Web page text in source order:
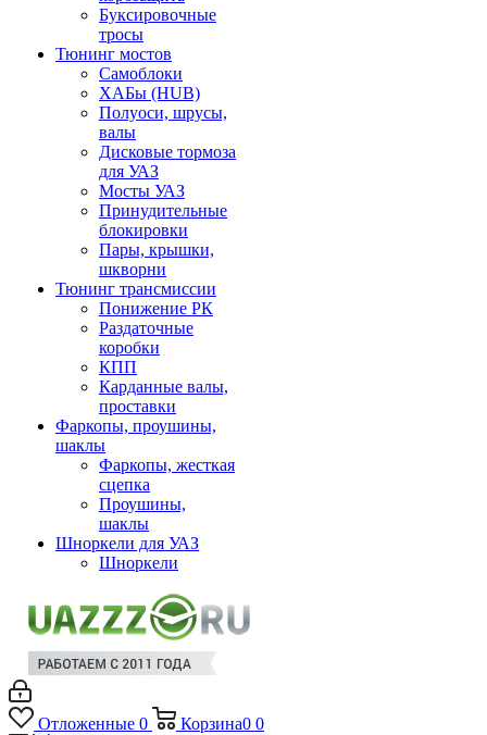
Буксировочные
тросы
Тюнинг мостов
Самоблоки
ХАБы (HUB)
Полуоси, шрусы,
валы
Дисковые тормоза
для УАЗ
Мосты УАЗ
Принудительные
блокировки
Пары, крышки,
шкворни
Тюнинг трансмиссии
Понижение РК
Раздаточные
коробки
КПП
Карданные валы,
проставки
Фаркопы, проушины,
шаклы
Фаркопы, жесткая
сцепка
Проушины,
шаклы
Шноркели для УАЗ
Шноркели
Отложенные 0 Корзина0 0